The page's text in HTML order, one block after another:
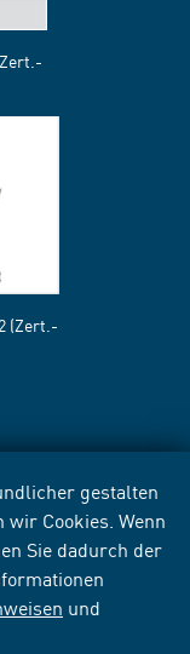
gestalten
Cookies. Wenn
Sie dadurch der
und
(Zert.-